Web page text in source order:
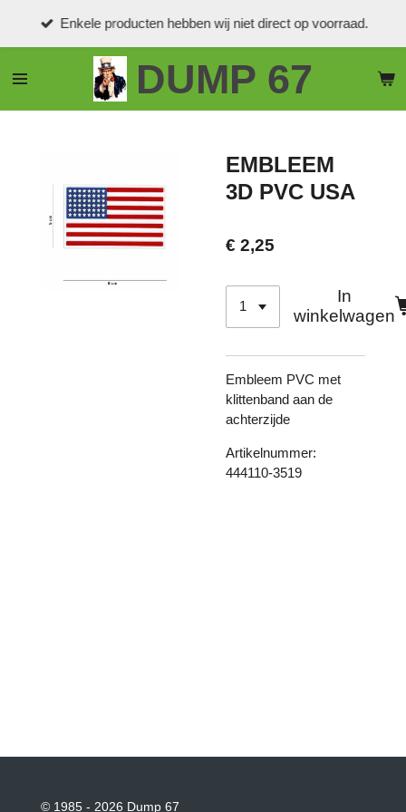
de
DUMP 67
Enkele producten hebben wij niet direct op voorraad.
EMBLEEM
3D PVC USA
€ 2,25
In
winkelwagen
Embleem PVC met
klittenband aan de
achterzijde
Artikelnummer:
444110-3519
© 1985 - 2026 Dump 67